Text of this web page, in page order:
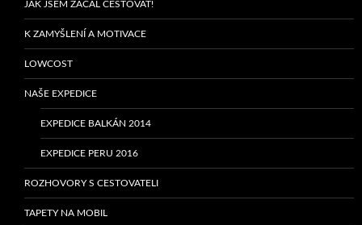
JAK JSEM ZAČAL CESTOVAT!
K ZAMYŠLENÍ A MOTIVACE
LOWCOST
NAŠE EXPEDICE
EXPEDICE BALKÁN 2014
EXPEDICE PERU 2016
ROZHOVORY S CESTOVATELI
TAPETY NA MOBIL